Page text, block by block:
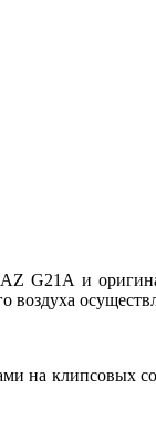
G21A и
на клипсовых